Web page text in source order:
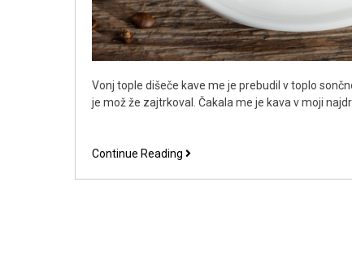
Vonj tople dišeče kave me je prebudil v toplo
je mož že zajtrkoval. Čakala me je kava v moji
Continue Reading Dobra